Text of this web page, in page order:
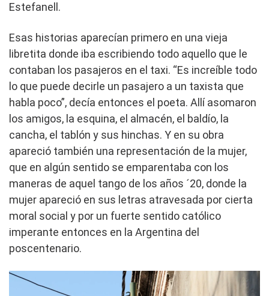
Estefanell.
Esas historias aparecían primero en una vieja
libretita donde iba escribiendo todo aquello que le
contaban los pasajeros en el taxi. “Es increíble todo
lo que puede decirle un pasajero a un taxista que
habla poco”, decía entonces el poeta. Allí asomaron
los amigos, la esquina, el almacén, el baldío, la
cancha, el tablón y sus hinchas. Y en su obra
apareció también una representación de la mujer,
que en algún sentido se emparentaba con los
maneras de aquel tango de los años ´20, donde la
mujer apareció en sus letras atravesada por cierta
moral social y por un fuerte sentido católico
imperante entonces en la Argentina del
poscentenario.